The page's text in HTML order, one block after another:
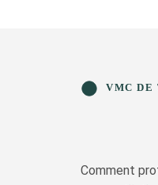
VMC DE
Comment